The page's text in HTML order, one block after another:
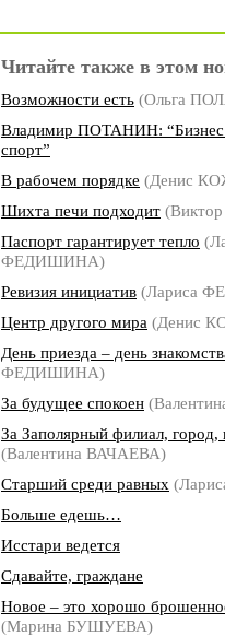
Читайте также в этом
Возможности есть (Ольга
Владимир ПОТАНИН: “Бизнес
спорт”
В рабочем порядке (Денис
Шихта печи подходит
Паспорт гарантирует тепло
ФЕДИШИНА)
Ревизия инициатив (Лариса
Центр другого мира (Денис
День приезда – день
ФЕДИШИНА)
За будущее спокоен
За Заполярный филиал, город,
(Валентина ВАЧАЕВА)
Старший среди равных
Больше едешь…
Исстари ведется
Сдавайте, граждане
Новое – это хорошо
(Марина БУШУЕВА)